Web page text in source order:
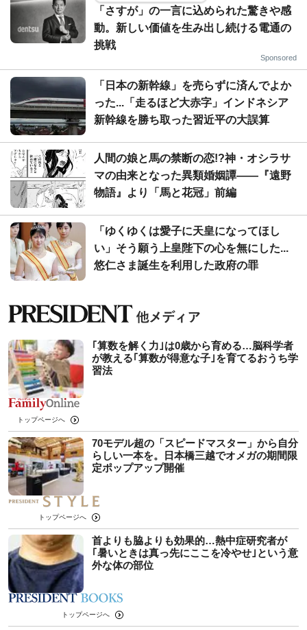
「さすが」の一言に込められた驚きや感
動。新しい価値を生み出し続ける電通の
挑戦
Sponsored
「日本の新幹線」を売らずに済んでよか
った...「走るほど大赤字」インドネシア
新幹線を勝ち取った習近平の大誤算
人間の娘と馬の禁断の恋!?神・オシラサ
マの由来となった異類婚姻譚――『遠野
物語』より「馬と花冠」前編
「ゆくゆくは愛子に天皇になってほし
い」そう願う上皇陛下の心を無にした...
悠仁さま誕生を利用した政府の罪
｢算数を解く力｣は0歳から育める…脳科学者
が教える｢算数が得意な子｣を育てるおうち学
習法
トップページへ
70モデル超の「スピードマスター」から自分
らしい一本を。日本橋三越でオメガの期間限
定ポップアップ開催
トップページへ
首よりも脇よりも効果的…熱中症研究者が
｢暑いときは真っ先にここを冷やせ｣という意
外な体の部位
トップページへ